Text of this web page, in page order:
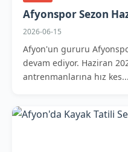
Afyonspor Sezon
2026-06-15
Afyon'un gururu
devam ediyor. Haziran
antrenmanlarına hız kes...